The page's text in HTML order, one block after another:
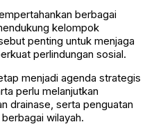
berbagai
kelompok
penting untuk menjaga
perlindungan sosial.
menjadi agenda strategis
perlu melanjutkan
drainase, serta penguatan
wilayah.